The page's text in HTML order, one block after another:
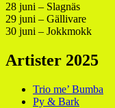
28 juni – Slagnäs
29 juni – Gällivare
30 juni – Jokkmokk
Artister 2025
Trio me’ Bumba
Py & Bark